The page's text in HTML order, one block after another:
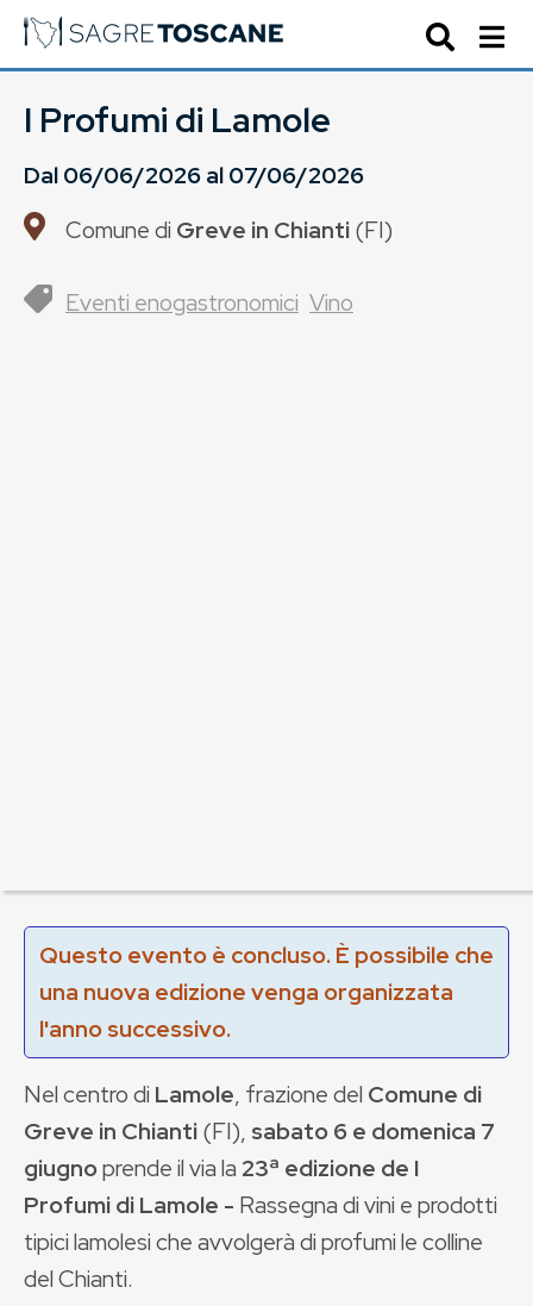
I Profumi di Lamole
Dal06/06/2026al07/06/2026
Comune di Greve in Chianti(FI)
Eventi enogastronomici Vino
Questo evento è concluso. È possibile che
una nuova edizione venga organizzata
l'anno successivo.
Nel centro di Lamole, frazione del Comune di
Greve in Chianti(FI), sabato 6 e domenica 7
giugnoprende il via la 23ª edizione de I
Profumi di Lamole - Rassegna di vini e prodotti
tipici lamolesi che avvolgerà di profumi le colline
del Chianti.